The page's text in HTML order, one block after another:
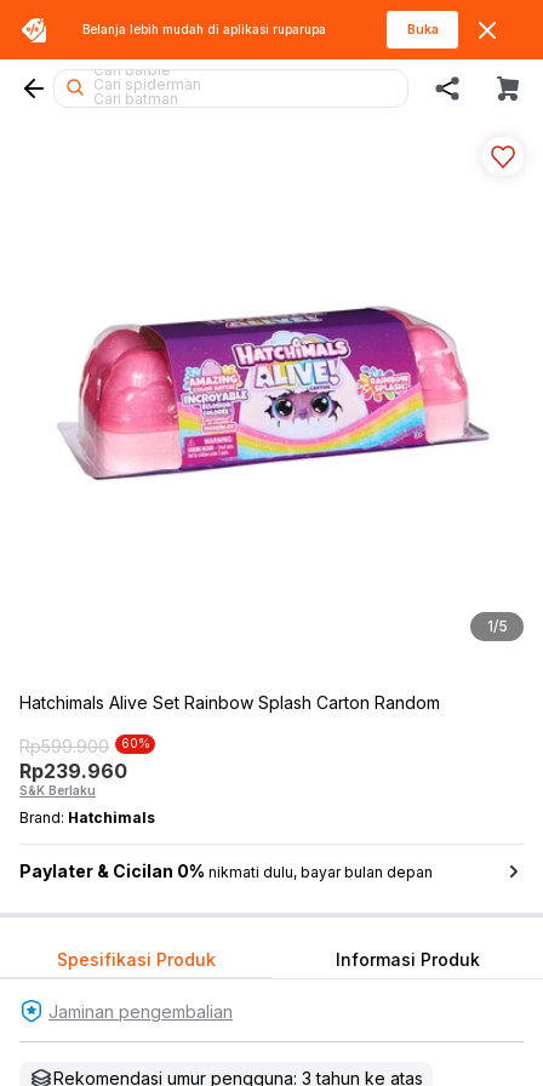
Belanja lebih mudah di aplikasi ruparupa Buka
Cari tobot
Cari barbie
Cari spiderman
Cari batman
Cari beyblade
Cari lego botanicals
Cari kiddy fun
Cari fuggler
Cari rolife sanrio
Cari lego
Cari blokees
1/5
Hatchimals Alive Set Rainbow Splash Carton Random
Rp599.900 60%
Rp239.960
S&K Berlaku
Brand: Hatchimals
Paylater & Cicilan 0% nikmati dulu, bayar bulan depan
Spesifikasi Produk Informasi Produk
Jaminan pengembalian
Rekomendasi umur pengguna: 3 tahun ke atas